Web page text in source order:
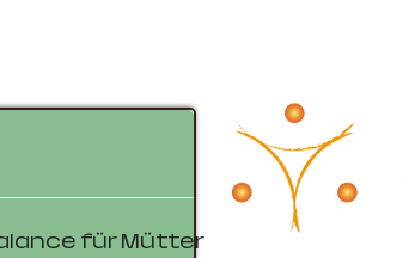
für Mütter